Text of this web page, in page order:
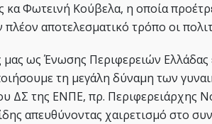
κα Φωτεινή Κούβελα, η οποία
πλέον αποτελεσματικό τρόπο οι
μας ως Ένωσης Περιφερειών Ελλάδας
τη μεγάλη δύναμη των
ΔΣ της ΕΝΠΕ, πρ. Περιφερειάρχης
απευθύνοντας χαιρετισμό στο